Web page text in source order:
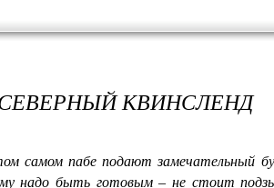
КВИНСЛЕНД
самом пабе подают замечательный
надо быть готовым – не стоит